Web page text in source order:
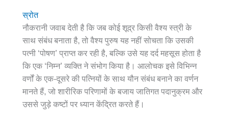
स्रोत
नौकरानी जवाब देती है कि जब कोई शूद्र किसी वैश्य स्त्री के
साथ संबंध बनाता है, तो वैश्य पुरुष यह नहीं सोचता कि उसकी
पत्नी ‘पोषण’ प्राप्त कर रही है, बल्कि उसे यह दर्द महसूस होता है
कि एक ‘निम्न’ व्यक्ति ने संभोग किया है। आलोचक इसे विभिन्न
वर्णों के एक-दूसरे की पत्नियों के साथ यौन संबंध बनाने का वर्णन
मानते हैं, जो शारीरिक परिणामों के बजाय जातिगत पदानुक्रम और
उससे जुड़े कष्टों पर ध्यान केंद्रित करते हैं।